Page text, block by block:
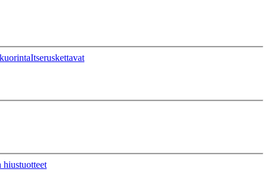
Itseruskettavat
hiustuotteet